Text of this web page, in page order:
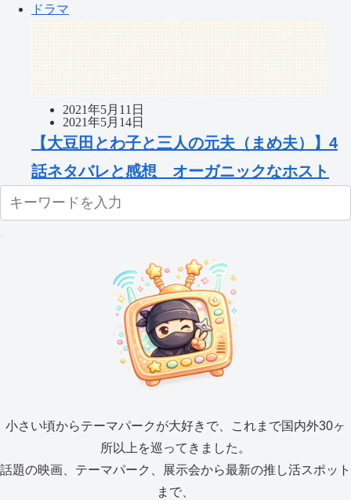
ドラマ
2021年5月11日
2021年5月14日
【大豆田とわ子と三人の元夫（まめ夫）】4
話ネタバレと感想 オーガニックなホスト
小さい頃からテーマパークが大好きで、これまで国内外30ヶ
所以上を巡ってきました。
話題の映画、テーマパーク、展示会から最新の推し活スポット
まで、